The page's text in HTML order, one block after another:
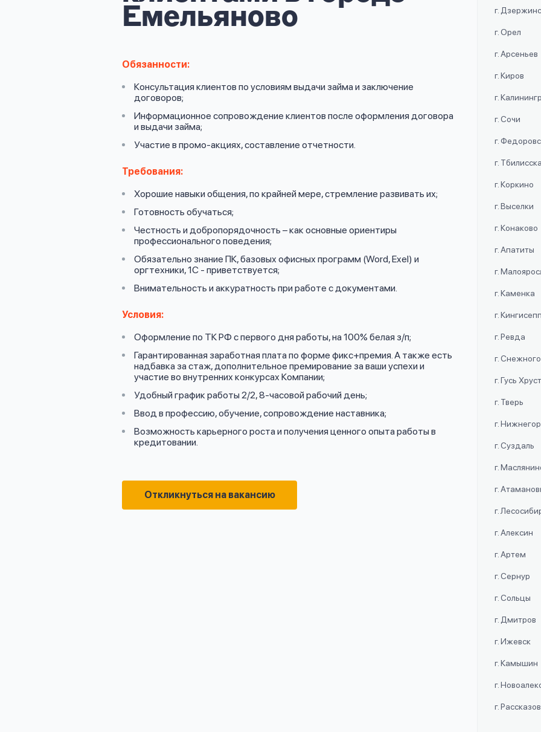
Емельяново
Обязанности:
Консультация клиентов по условиям выдачи займа и заключение
договоров;
Информационное сопровождение клиентов после оформления договора
и выдачи займа;
Участие в промо-акциях, составление отчетности.
Требования:
Хорошие навыки общения, по крайней мере, стремление развивать их;
Готовность обучаться;
Честность и добропорядочность – как основные ориентиры
профессионального поведения;
Обязательно знание ПК, базовых офисных программ (Word, Exel) и
оргтехники, 1С - приветствуется;
Внимательность и аккуратность при работе с документами.
Условия:
Оформление по ТК РФ с первого дня работы, на 100% белая з/п;
Гарантированная заработная плата по форме фикс+премия. А также есть
надбавка за стаж, дополнительное премирование за ваши успехи и
участие во внутренних конкурсах Компании;
Удобный график работы 2/2, 8-часовой рабочий день;
Ввод в профессию, обучение, сопровождение наставника;
Возможность карьерного роста и получения ценного опыта работы в
кредитовании.
Откликнуться на вакансию
г.
г. Орел
г. Арсеньев
г. Киров
г.
г. Сочи
г.
г.
г. Коркино
г. Выселки
г. Конаково
г. Апатиты
г.
г. Каменка
г. Кингисепп
г. Ревда
г.
г. Гусь
г. Тверь
г.
г. Суздаль
г.
г.
г.
г. Алексин
г. Артем
г. Сернур
г. Сольцы
г. Дмитров
г. Ижевск
г. Камышин
г.
г.
Войти под другим номером